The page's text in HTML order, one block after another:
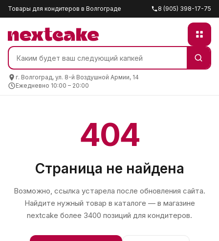
Товары для кондитеров в Волгограде 8 (905) 398-17-75
г. Волгоград, ул. 8-й Воздушной Армии, 14
Ежедневно 10:00 – 20:00
404
Страница не найдена
Возможно, ссылка устарела после обновления сайта.
Найдите нужный товар в каталоге — в магазине
nextcake более 3400 позиций для кондитеров.